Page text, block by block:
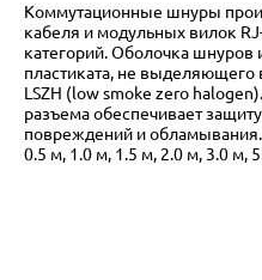
Коммутационные шнуры
кабеля и модульных вилок
категорий. Оболочка шнуров
пластиката, не
LSZH (low smoke zero
разъема обеспечивает
повреждений и
0.5 м, 1.0 м, 1.5 м, 2.0 м, 3.0 м,